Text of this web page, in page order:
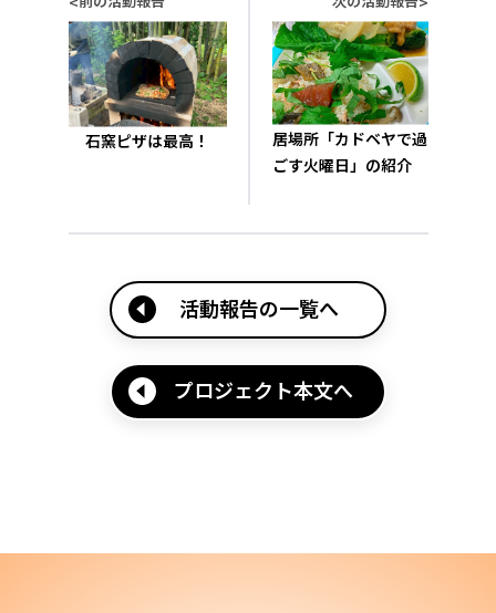
石窯ピザは最高！
居場所「カドベヤで過
ごす火曜日」の紹介
活動報告の一覧へ
プロジェクト本文へ